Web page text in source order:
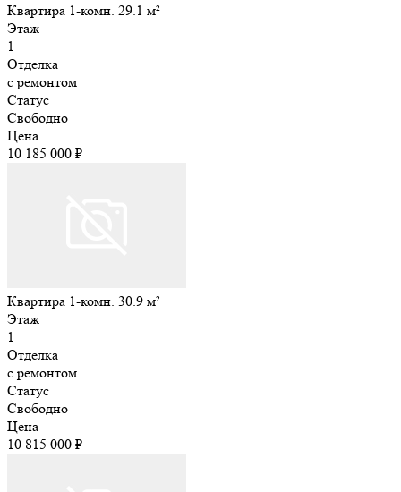
Квартира 1-комн. 29.1 м²
Этаж
1
Отделка
с ремонтом
Статус
Свободно
Цена
10 185 000 ₽
Квартира 1-комн. 30.9 м²
Этаж
1
Отделка
с ремонтом
Статус
Свободно
Цена
10 815 000 ₽